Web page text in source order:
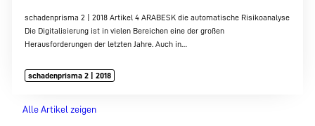
schadenprisma 2 | 2018 Artikel 4 ARABESK die automatische Risikoanalyse
Die Digitalisierung ist in vielen Bereichen eine der großen
Herausforderungen der letzten Jahre. Auch in…
schadenprisma 2 | 2018
Alle Artikel zeigen